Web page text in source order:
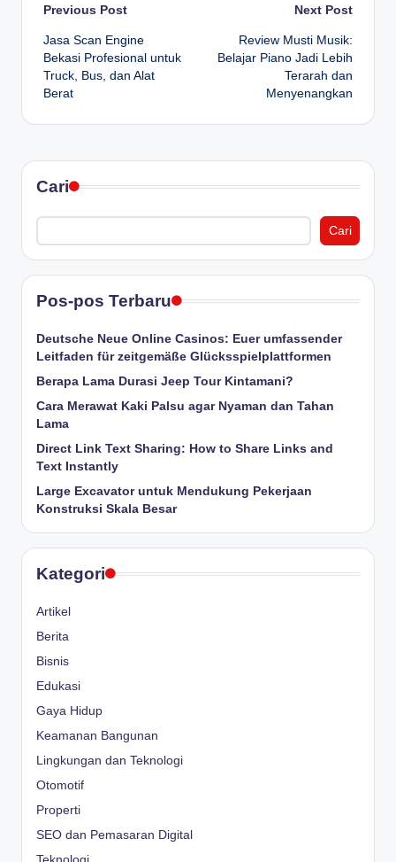
Post
navigation
Previous Post
Jasa Scan Engine
Bekasi Profesional untuk
Truck, Bus, dan Alat
Berat
Next Post
Review Musti Musik:
Belajar Piano Jadi Lebih
Terarah dan
Menyenangkan
Cari
Cari
Pos-pos Terbaru
Deutsche Neue Online Casinos: Euer umfassender
Leitfaden für zeitgemäße Glücksspielplattformen
Berapa Lama Durasi Jeep Tour Kintamani?
Cara Merawat Kaki Palsu agar Nyaman dan Tahan
Lama
Direct Link Text Sharing: How to Share Links and
Text Instantly
Large Excavator untuk Mendukung Pekerjaan
Konstruksi Skala Besar
Kategori
Artikel
Berita
Bisnis
Edukasi
Gaya Hidup
Keamanan Bangunan
Lingkungan dan Teknologi
Otomotif
Properti
SEO dan Pemasaran Digital